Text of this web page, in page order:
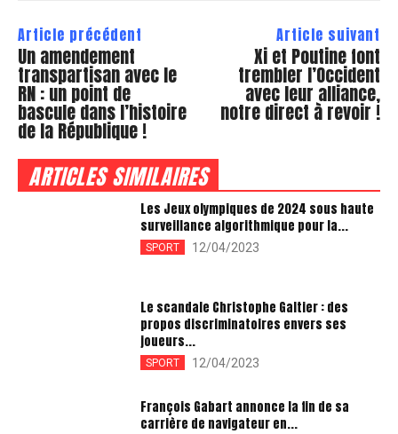
Article précédent
Un amendement
transpartisan avec le
RN : un point de
bascule dans l’histoire
de la République !
Article suivant
Xi et Poutine font
trembler l’Occident
avec leur alliance,
notre direct à revoir !
ARTICLES SIMILAIRES
Les Jeux olympiques de 2024 sous haute
surveillance algorithmique pour la...
SPORT 12/04/2023
Le scandale Christophe Galtier : des
propos discriminatoires envers ses
joueurs...
SPORT 12/04/2023
François Gabart annonce la fin de sa
carrière de navigateur en...